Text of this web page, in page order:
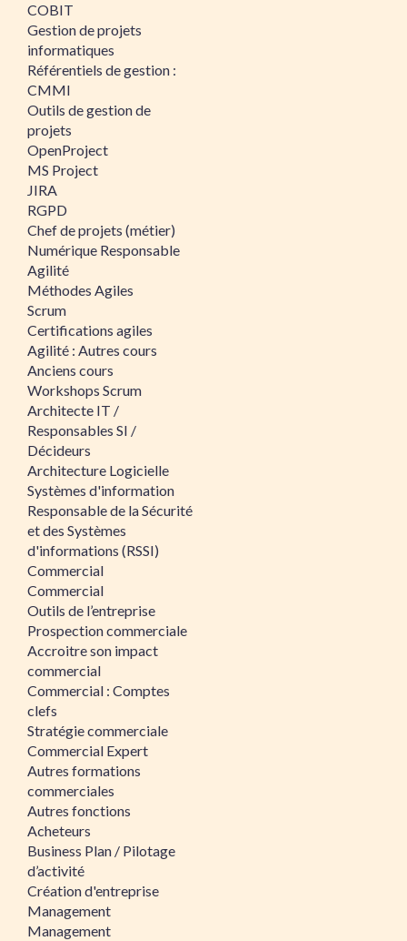
COBIT
Gestion de projets
informatiques
Référentiels de gestion :
CMMI
Outils de gestion de
projets
OpenProject
MS Project
JIRA
RGPD
Chef de projets (métier)
Numérique Responsable
Agilité
Méthodes Agiles
Scrum
Certifications agiles
Agilité : Autres cours
Anciens cours
Workshops Scrum
Architecte IT /
Responsables SI /
Décideurs
Architecture Logicielle
Systèmes d'information
Responsable de la Sécurité
et des Systèmes
d'informations (RSSI)
Commercial
Commercial
Outils de l’entreprise
Prospection commerciale
Accroitre son impact
commercial
Commercial : Comptes
clefs
Stratégie commerciale
Commercial Expert
Autres formations
commerciales
Autres fonctions
Acheteurs
Business Plan / Pilotage
d’activité
Création d'entreprise
Management
Management